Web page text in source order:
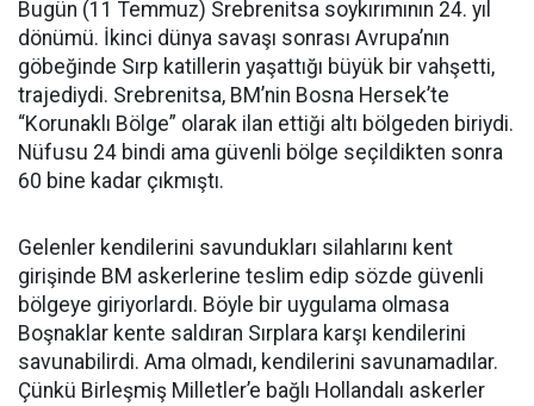
Bugün (11 Temmuz) Srebrenitsa soykırımının 24. yıl
dönümü. İkinci dünya savaşı sonrası Avrupa’nın
göbeğinde Sırp katillerin yaşattığı büyük bir vahşetti,
trajediydi. Srebrenitsa, BM’nin Bosna Hersek’te
“Korunaklı Bölge” olarak ilan ettiği altı bölgeden biriydi.
Nüfusu 24 bindi ama güvenli bölge seçildikten sonra
60 bine kadar çıkmıştı.
Gelenler kendilerini savundukları silahlarını kent
girişinde BM askerlerine teslim edip sözde güvenli
bölgeye giriyorlardı. Böyle bir uygulama olmasa
Boşnaklar kente saldıran Sırplara karşı kendilerini
savunabilirdi. Ama olmadı, kendilerini savunamadılar.
Çünkü Birleşmiş Milletler’e bağlı Hollandalı askerler